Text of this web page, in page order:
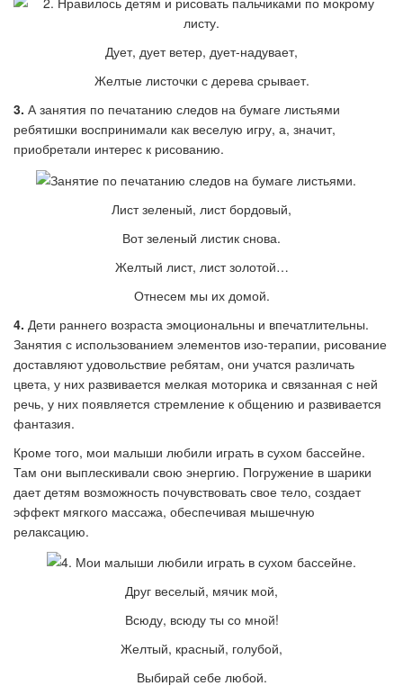
Дует, дует ветер, дует-надувает,
Желтые листочки с дерева срывает.
3. А занятия по печатанию следов на бумаге листьями
ребятишки воспринимали как веселую игру, а, значит,
приобретали интерес к рисованию.
Лист зеленый, лист бордовый,
Вот зеленый листик снова.
Желтый лист, лист золотой…
Отнесем мы их домой.
4. Дети раннего возраста эмоциональны и впечатлительны.
Занятия с использованием элементов изо-терапии, рисование
доставляют удовольствие ребятам, они учатся различать
цвета, у них развивается мелкая моторика и связанная с ней
речь, у них появляется стремление к общению и развивается
фантазия.
Кроме того, мои малыши любили играть в сухом бассейне.
Там они выплескивали свою энергию. Погружение в шарики
дает детям возможность почувствовать свое тело, создает
эффект мягкого массажа, обеспечивая мышечную
релаксацию.
Друг веселый, мячик мой,
Всюду, всюду ты со мной!
Желтый, красный, голубой,
Выбирай себе любой.